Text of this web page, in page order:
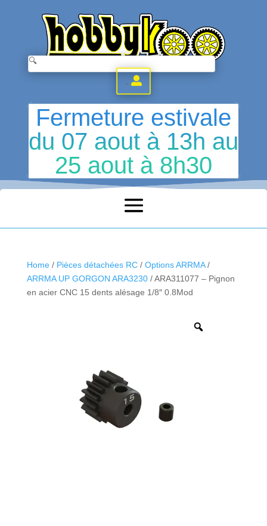
.
Fermeture estivale
du 07 aout à 13h au
25 aout à 8h30
Home/ Pièces détachées RC/ Options ARRMA/
ARRMA UP GORGON ARA3230/ ARA311077 – Pignon
en acier CNC 15 dents alésage 1/8″ 0.8Mod